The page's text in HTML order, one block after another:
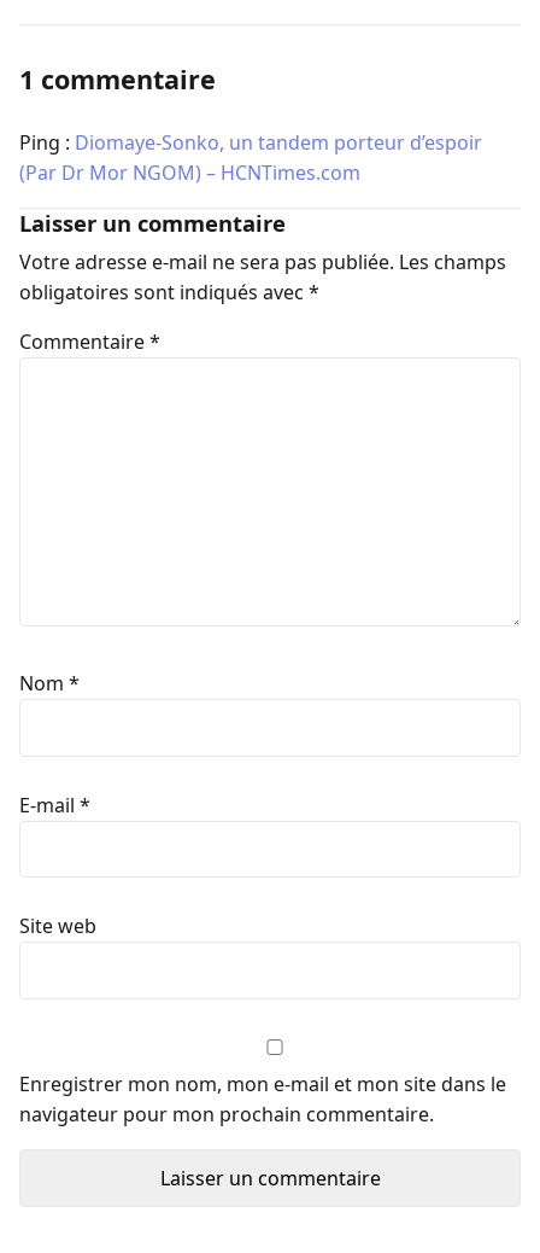
1 commentaire
Ping : Diomaye-Sonko, un tandem porteur d’espoir
(Par Dr Mor NGOM) – HCNTimes.com
Laisser un commentaire
Votre adresse e-mail ne sera pas publiée. Les champs
obligatoires sont indiqués avec *
Commentaire*
Nom *
E-mail *
Site web
Enregistrer mon nom, mon e-mail et mon site dans le
navigateur pour mon prochain commentaire.